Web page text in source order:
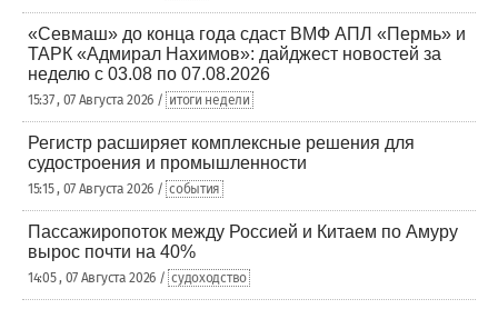
«Севмаш» до конца года сдаст ВМФ АПЛ «Пермь» и
ТАРК «Адмирал Нахимов»: дайджест новостей за
неделю с 03.08 по 07.08.2026
15:37 , 07 Августа 2026 / итоги недели
Регистр расширяет комплексные решения для
судостроения и промышленности
15:15 , 07 Августа 2026 / события
Пассажиропоток между Россией и Китаем по Амуру
вырос почти на 40%
14:05 , 07 Августа 2026 / судоходство